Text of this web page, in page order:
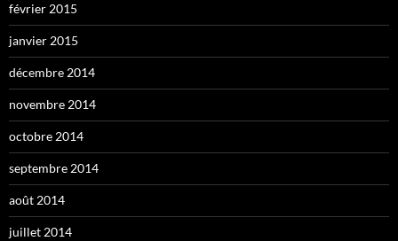
février 2015
janvier 2015
décembre 2014
novembre 2014
octobre 2014
septembre 2014
août 2014
juillet 2014